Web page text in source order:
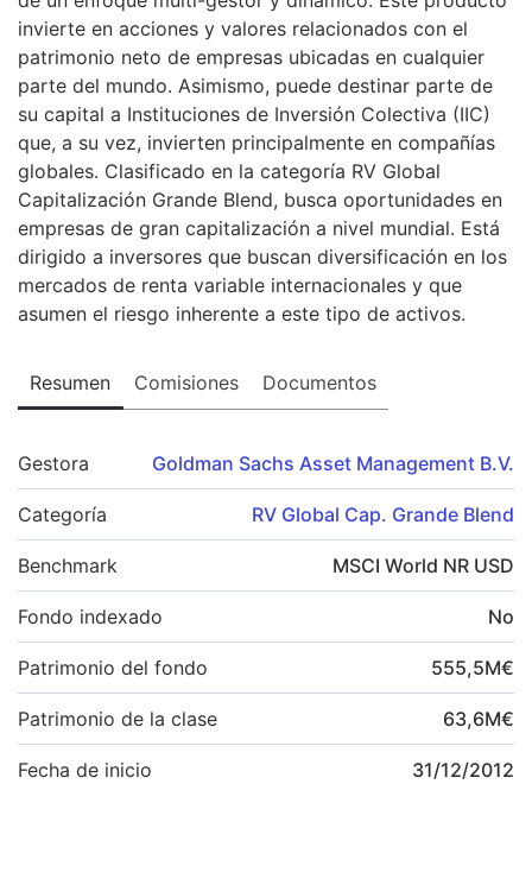
invierte en acciones y valores relacionados con el
patrimonio neto de empresas ubicadas en cualquier
parte del mundo. Asimismo, puede destinar parte de
su capital a Instituciones de Inversión Colectiva (IIC)
que, a su vez, invierten principalmente en compañías
globales. Clasificado en la categoría RV Global
Capitalización Grande Blend, busca oportunidades en
empresas de gran capitalización a nivel mundial. Está
dirigido a inversores que buscan diversificación en los
mercados de renta variable internacionales y que
asumen el riesgo inherente a este tipo de activos.
Resumen Comisiones Documentos
Gestora Goldman Sachs Asset Management B.V.
Categoría RV Global Cap. Grande Blend
Benchmark MSCI World NR USD
Fondo indexado No
Patrimonio del fondo 555,5M€
Patrimonio de la clase 63,6M€
Fecha de inicio 31/12/2012